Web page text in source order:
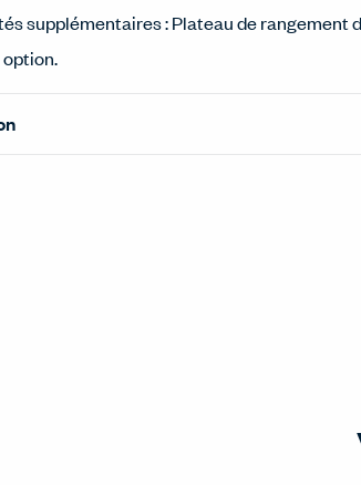
supplémentaires : Plateau de rangement